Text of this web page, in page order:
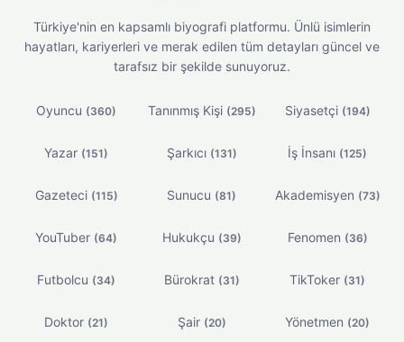
Türkiye'nin en kapsamlı biyografi platformu. Ünlü isimlerin
hayatları, kariyerleri ve merak edilen tüm detayları güncel ve
tarafsız bir şekilde sunuyoruz.
Oyuncu (360) Tanınmış Kişi (295) Siyasetçi (194)
Yazar (151) Şarkıcı (131) İş İnsanı (125)
Gazeteci (115) Sunucu (81) Akademisyen (73)
YouTuber (64) Hukukçu (39) Fenomen (36)
Futbolcu (34) Bürokrat (31) TikToker (31)
Doktor (21) Şair (20) Yönetmen (20)